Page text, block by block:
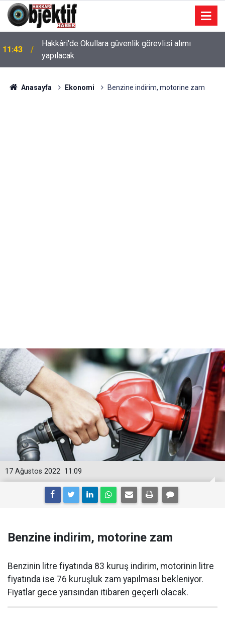
11:43
Hakkâri'de Okullara güvenlik görevlisi alımı
yapılacak
Anasayfa Ekonomi Benzine indirim, motorine zam
11:09
17 Ağustos 2022
Benzine indirim, motorine zam
Benzinin litre fiyatında 83 kuruş indirim, motorinin litre
fiyatında ise 76 kuruşluk zam yapılması bekleniyor.
Fiyatlar gece yarısından itibaren geçerli olacak.